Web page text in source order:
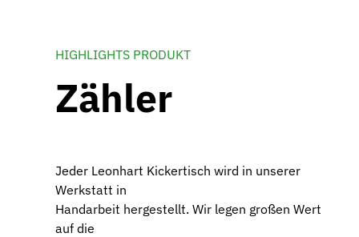
HIGHLIGHTS PRODUKT
Zähler
Jeder Leonhart Kickertisch wird in unserer
Werkstatt in
Handarbeit hergestellt. Wir legen großen Wert
auf die